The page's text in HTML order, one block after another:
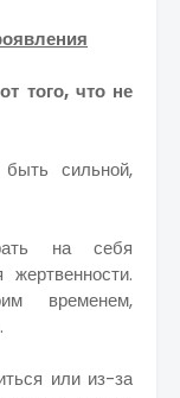
того, что не
сильной,
на себя
временем,
или из-за